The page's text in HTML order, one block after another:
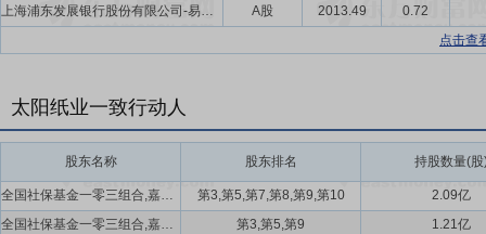
上海浦东发展银行股份有限公司-易方达裕祥回报债券型证券投资基金
A股 2013.49
0.72
点击查
太阳纸业一致行动人
股东名称 股东排名 持股数量(股
全国社保基金一零三组合,嘉实基金管理有限公司-社保基金16042组合,中国银行股份有限公司-嘉实价值精选股票型证券投资基金,招商银行股份有限公司-嘉实价值长青混合型证券投资基金,嘉实基金管理有限公司-社保基金16041组合,中国银行股份有限公司-嘉实价值驱动一年持有期混合型证券投资基金 第3,第5,第7,第8,第9,第10
2.09亿
全国社保基金一零三组合,嘉实基金管理有限公司-社保基金16042组合,嘉实基金管理有限公司-社保基金16041组合
第3,第5,第9
1.21亿